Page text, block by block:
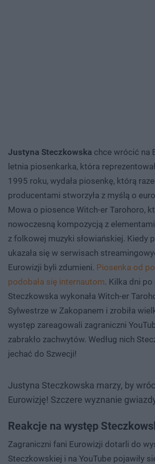
Justyna Steczkowska chce wrócić na
letnia piosenkarka, która
1995 roku, wydała piosenkę, którą
producentami stworzyła z myślą o
Mowa o piosence Witch-er Tarohoro,
nowoczesną kompozycją z
z folkowej muzyki słowiańskiej. Kiedy
ukazała się w serwisach
Eurowizji byli zdumieni. Piosenka od
podobała się internautom. Kilka dni
Steczkowska wykonała Witch-er
Sylwestrze w Zakopanem i zrobiła
występ zareagowali zagraniczni
zabrakło zachwytów. Według nich
jechać do Szwecji!
Justyna Steczkowska marzy, by
Eurowizję! Szczere wyznanie
Reakcje na występ
Zagraniczni fani Eurowizji dotarli do
Steczkowskiej i na YouTube pojawiły